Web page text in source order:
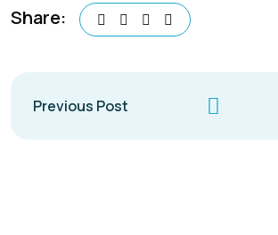
Share:
Previous Post